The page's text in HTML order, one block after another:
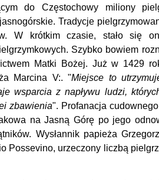
do Częstochowy miliony
Tradycje
W krótkim czasie, stało się
Szybko bowiem
Matki Bożej. Już w 1429
Marcina V:. "Miejsce to
wsparcia z napływu ludzi,
zbawienia". Profanacja
na Jasną Górę po jego
Wysłannik papieża
Possevino, urzeczony liczbą